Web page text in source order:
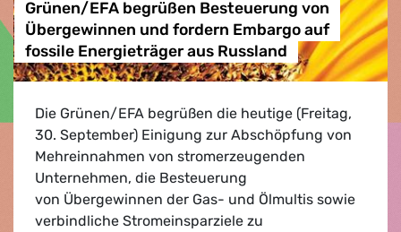
Grünen/EFA begrüßen Besteuerung von
Übergewinnen und fordern Embargo auf
fossile Energieträger aus Russland
Die Grünen/EFA begrüßen die heutige (Freitag,
30. September) Einigung zur Abschöpfung von
Mehreinnahmen von stromerzeugenden
Unternehmen, die Besteuerung
von Übergewinnen der Gas- und Ölmultis sowie
verbindliche Stromeinsparziele zu